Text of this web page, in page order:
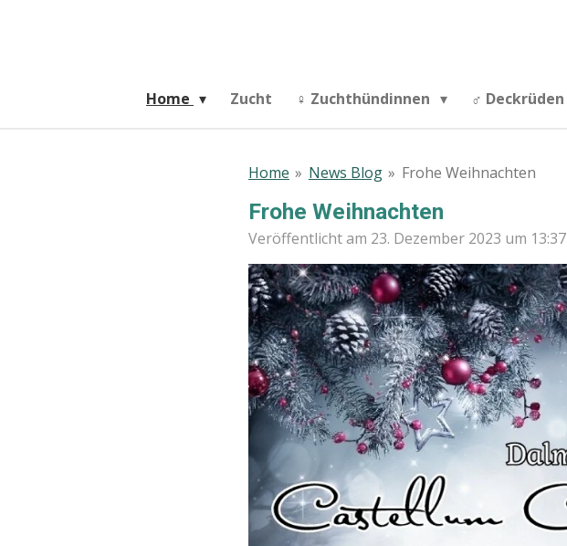
Home Zucht ♀️ Zuchthündinnen ♂️ Deckrüden
Home » News Blog » Frohe Weihnachten
Frohe Weihnachten
Veröffentlicht am 23. Dezember 2023 um 13:37